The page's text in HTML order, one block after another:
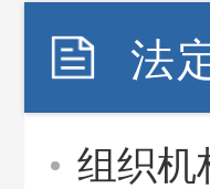
法
组织机